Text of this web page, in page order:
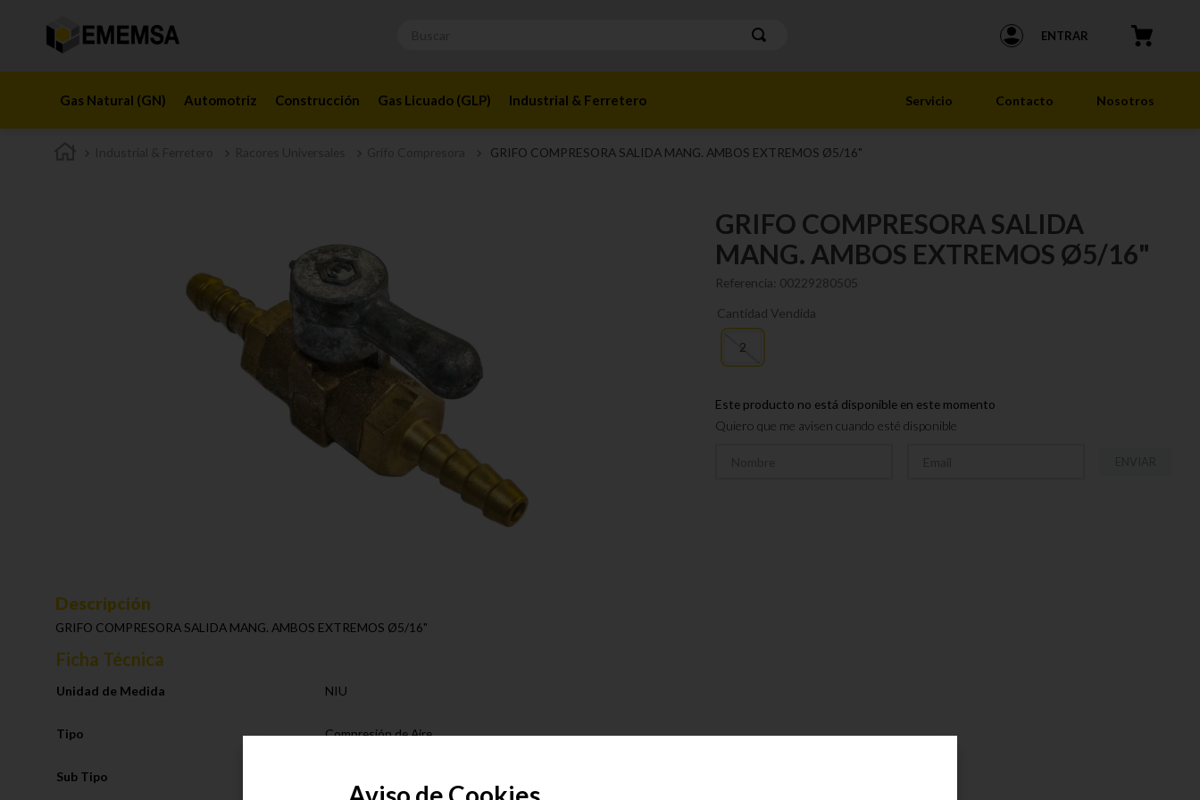
ENTRAR
Gas Natural (GN) Automotriz Construcción Gas Licuado (GLP) Industrial & Ferretero Servicio Contacto Nosotros
GRIFO COMPRESORA SALIDA MANG. AMBOS EXTREMOS Ø5/16"
GRIFO COMPRESORA SALIDA
MANG. AMBOS EXTREMOS Ø5/16"
Referencia: 00229280505
Cantidad Vendida
2
Este producto no está disponible en este momento
Quiero que me avisen cuando esté disponible
Descripción
GRIFO COMPRESORA SALIDA MANG. AMBOS EXTREMOS Ø5/16"
Ficha Técnica
Unidad de Medida NIU
Tipo Compresión de Aire
Sub Tipo